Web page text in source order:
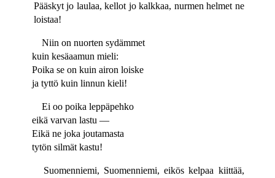
Pääskyt jo laulaa, kellot jo kalkkaa, nurmen helmet ne
loistaa!
Niin on nuorten sydämmet
kuin kesäaamun mieli:
Poika se on kuin airon loiske
ja tyttö kuin linnun kieli!
Ei oo poika leppäpehko
eikä varvan lastu —
Eikä ne joka joutamasta
tytön silmät kastu!
Suomenniemi, Suomenniemi, eikös kelpaa kiittää,